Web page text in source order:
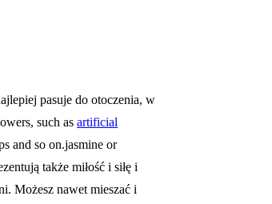
pasuje do otoczenia, w
such asartificial
and so on.jasmine or
także miłość i siłę i
Możesz nawet mieszać i